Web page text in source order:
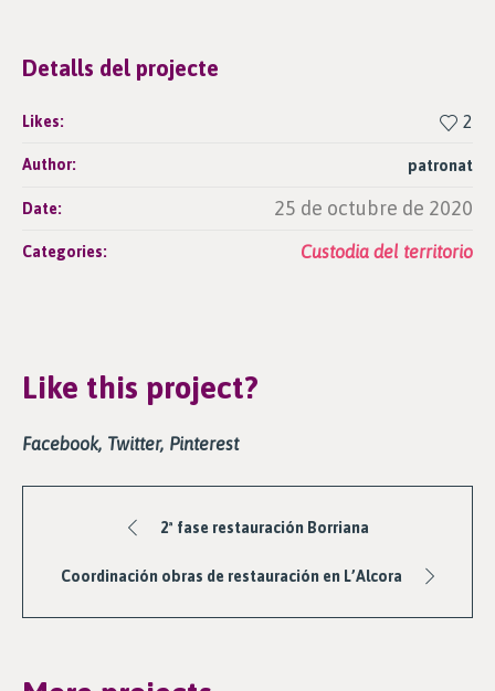
Detalls del projecte
Likes: 2
Author: patronat
Date: 25 de octubre de 2020
Categories: Custodia del territorio
Like this project?
Facebook Twitter Pinterest
2ª fase restauración Borriana
Coordinación obras de restauración en L’Alcora